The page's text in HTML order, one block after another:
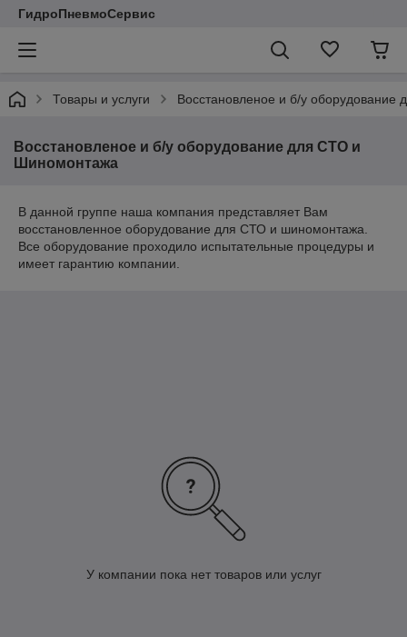
ГидроПневмоСервис
Товары и услуги Восстановленое и б/y
Восстановленое и б/y оборудование для СТО и
Шиномонтажа
В данной группе наша компания представляет Вам
восстановленное оборудование для СТО и шиномонтажа.
Все оборудование проходило испытательные процедуры и
имеет гарантию компании.
У компании пока нет товаров или услуг